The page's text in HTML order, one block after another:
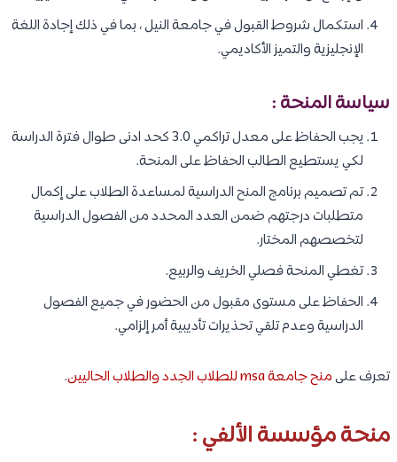
استكمال شروط القبول في جامعة النيل ، بما في ذلك إجادة اللغة
الإنجليزية والتميز الأكاديمي.
سياسة المنحة :
يجب الحفاظ على معدل تراكمي 3.0 كحد ادنى طوال فترة الدراسة
لكي يستطيع الطالب الحفاظ على المنحة.
تم تصميم برنامج المنح الدراسية لمساعدة الطلاب على إكمال
متطلبات درجتهم ضمن العدد المحدد من الفصول الدراسية
لتخصصهم المختار.
تغطي المنحة فصلي الخريف والربيع.
الحفاظ على مستوى مقبول من الحضور في جميع الفصول
الدراسية وعدم تلقي تحذيرات تأديبية أمر إلزامي.
تعرف علىمنح جامعة msa للطلاب الجدد والطلاب الحاليين .
منحة مؤسسة الألفي :